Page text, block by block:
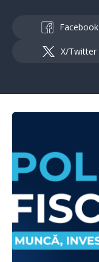
Facebook
X/Twitter